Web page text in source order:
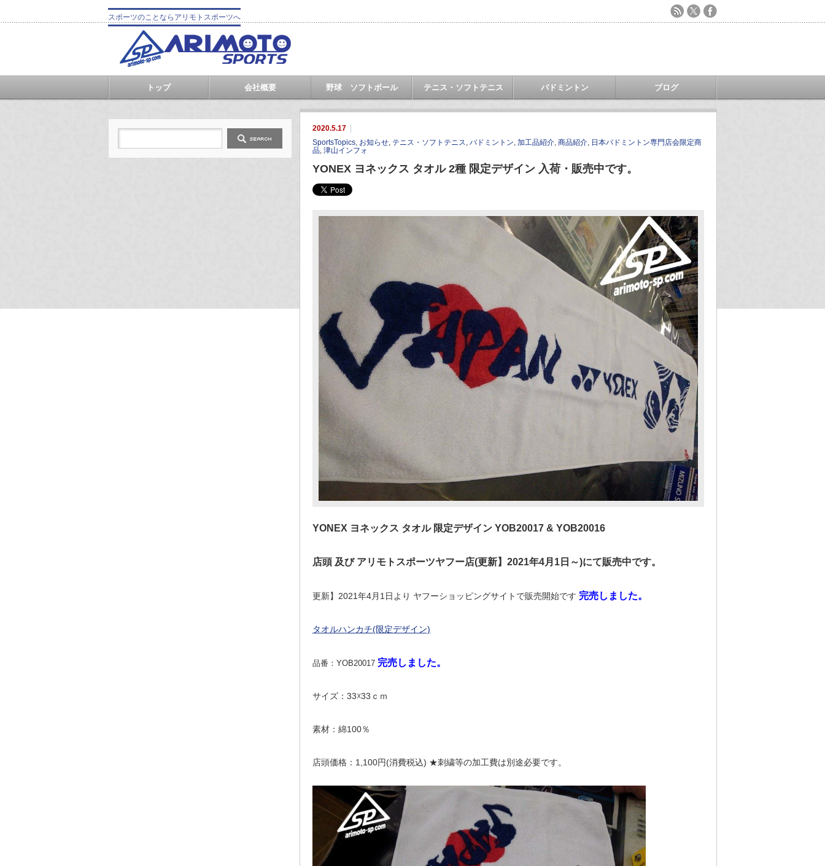
スポーツのことならアリモトスポーツへ
トップ 会社概要 野球 ソフトボール テニス・ソフトテニス バドミントン ブログ
2020.5.17
SportsTopics, お知らせ, テニス・ソフトテニス, バドミントン, 加工品紹介, 商品紹介, 日本バドミントン専門店会限定商
品, 津山インフォ
YONEX ヨネックス タオル 2種 限定デザイン 入荷・販売中です。
YONEX ヨネックス タオル 限定デザイン YOB20017 & YOB20016
店頭 及び アリモトスポーツヤフー店(更新】2021年4月1日～)にて販売中です。
更新】2021年4月1日より ヤフーショッピングサイトで販売開始です 完売しました。
タオルハンカチ(限定デザイン)
品番：YOB20017 完売しました。
サイズ：33☓33ｃｍ
素材：綿100％
店頭価格：1,100円(消費税込) ★刺繍等の加工費は別途必要です。